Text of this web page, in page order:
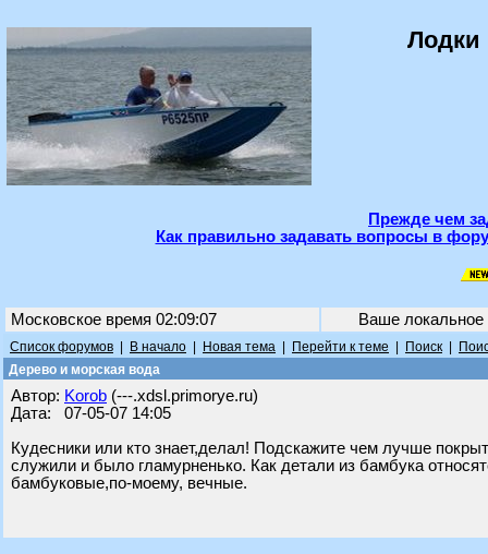
Лодки
Прежде чем
Как правильно задавать вопросы в
Московское время 02:09:07 Ваше
Список форумов В начало Новая тема Перейти к теме Поиск
Дерево и морская вода
Автор: Korob (---.xdsl.primorye.ru)
Дата: 07-05-07 14:05
Кудесники или кто знает,делал! Подскажите чем лучше
служили и было гламурненько. Как детали из бамбука
бамбуковые,по-моему, вечные.